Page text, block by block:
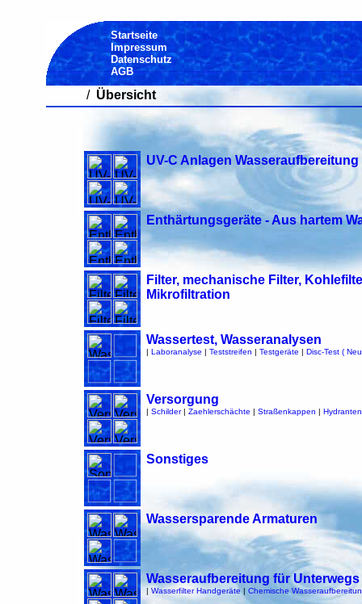
Startseite
Impressum
Datenschutz
AGB
/ Übersicht
UV-C Anlagen
Enthärtungsgeräte - Aus hartem
Filter, mechanische Filter,
Mikrofiltration
Wassertest, Wasseranalysen
| Laboranalyse | Teststreifen | Testgeräte | Disc-Test (
Versorgung
| Schilder| Zaehlerschächte | Straßenkappen | Hydranten
Sonstiges
Wassersparende Armaturen
Wasseraufbereitung für Unterwegs
| Wasserfilter Handgeräte| Chemische